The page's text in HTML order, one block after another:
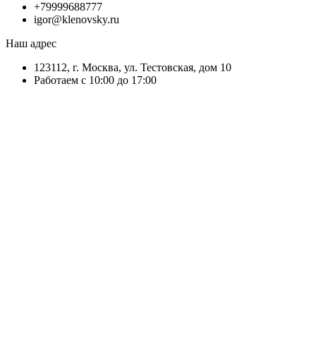
+79999688777
igor@klenovsky.ru
Наш адрес
123112, г. Москва, ул. Тестовская, дом 10
Работаем с 10:00 до 17:00